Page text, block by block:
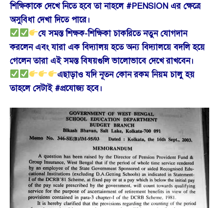
শিক্ষিকাকে দেখে নিতে হবে তা নাহলে #PENSION এর ক্ষেত্রে
অসুবিধা দেখা দিতে পারে।
যে সমস্ত শিক্ষক-শিক্ষিকা চাকরিতে নতুন যোগদান
করলেন এবং যারা এক বিদ্যালয় হতে অন্য বিদ্যালয়ে বদলি হয়ে
গেলেন তারা এই সমস্ত বিষয়গুলি ভালোভাবে দেখে রাখবেন।
এছাড়াও যদি নূতন কোন রকম নিয়ম চালু হয়
তাহলে সেটাই #প্রযোজ্য হবে।